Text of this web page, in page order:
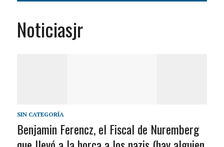
Noticiasjr
SIN CATEGORÍA
Benjamin Ferencz, el Fiscal de Nuremberg